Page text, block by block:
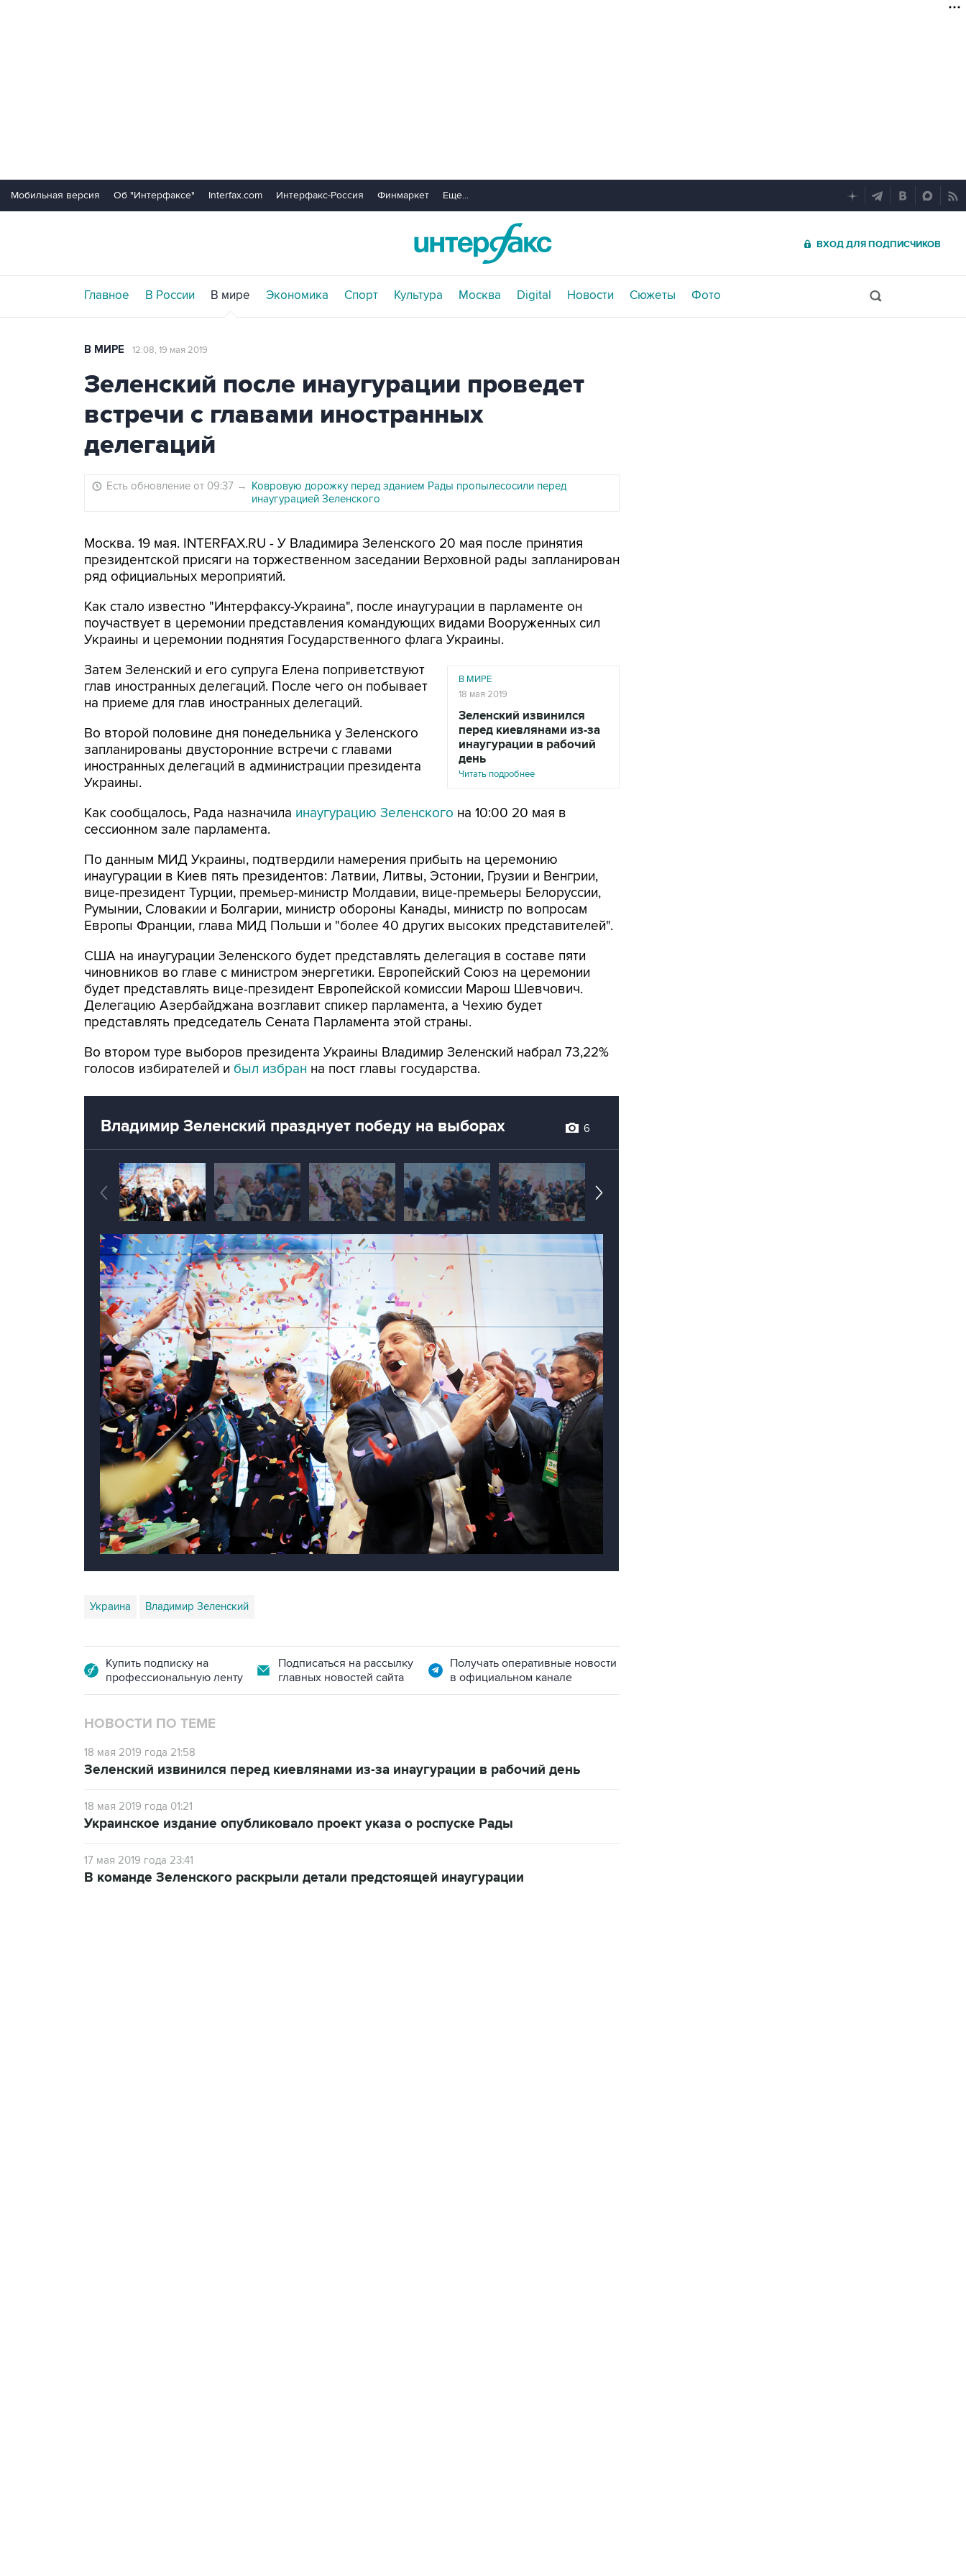
Мобильная версия Об "Интерфаксе" Interfax.com Интерфакс-Россия Финмаркет Еще...
ВХОД ДЛЯ ПОДПИСЧИКОВ
Главное В России В мире Экономика Спорт Культура Москва Digital Новости Сюжеты Фото
В МИРЕ 12:08, 19 мая 2019
Зеленский после инаугурации проведет
встречи с главами иностранных
делегаций
Есть обновление от 09:37 → Ковровую дорожку перед зданием Рады пропылесосили перед
инаугурацией Зеленского
Москва. 19 мая. INTERFAX.RU - У Владимира Зеленского 20 мая после принятия
президентской присяги на торжественном заседании Верховной рады запланирован
ряд официальных мероприятий.
Как стало известно "Интерфаксу-Украина", после инаугурации в парламенте он
поучаствует в церемонии представления командующих видами Вооруженных сил
Украины и церемонии поднятия Государственного флага Украины.
В МИРЕ
18 мая 2019
Зеленский извинился
перед киевлянами из-за
инаугурации в рабочий
день
Читать подробнее
Затем Зеленский и его супруга Елена поприветствуют
глав иностранных делегаций. После чего он побывает
на приеме для глав иностранных делегаций.
Во второй половине дня понедельника у Зеленского
запланированы двусторонние встречи с главами
иностранных делегаций в администрации президента
Украины.
Как сообщалось, Рада назначила инаугурацию Зеленского на 10:00 20 мая в
сессионном зале парламента.
По данным МИД Украины, подтвердили намерения прибыть на церемонию
инаугурации в Киев пять президентов: Латвии, Литвы, Эстонии, Грузии и Венгрии,
вице-президент Турции, премьер-министр Молдавии, вице-премьеры Белоруссии,
Румынии, Словакии и Болгарии, министр обороны Канады, министр по вопросам
Европы Франции, глава МИД Польши и "более 40 других высоких представителей".
США на инаугурации Зеленского будет представлять делегация в составе пяти
чиновников во главе с министром энергетики. Европейский Союз на церемонии
будет представлять вице-президент Европейской комиссии Марош Шевчович.
Делегацию Азербайджана возглавит спикер парламента, а Чехию будет
представлять председатель Сената Парламента этой страны.
Во втором туре выборов президента Украины Владимир Зеленский набрал 73,22%
голосов избирателей и был избран на пост главы государства.
Владимир Зеленский празднует победу на выборах 6
Украина Владимир Зеленский
Купить подписку на
профессиональную ленту
Подписаться на рассылку
главных новостей сайта
Получать оперативные новости
в официальном канале
НОВОСТИ ПО ТЕМЕ
18 мая 2019 года 21:58
Зеленский извинился перед киевлянами из-за инаугурации в рабочий день
18 мая 2019 года 01:21
Украинское издание опубликовало проект указа о роспуске Рады
17 мая 2019 года 23:41
В команде Зеленского раскрыли детали предстоящей инаугурации